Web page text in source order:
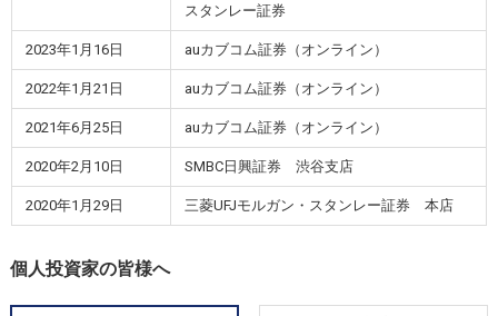
スタンレー証券
2023年1月16日 auカブコム証券（オンライン）
2022年1月21日 auカブコム証券（オンライン）
2021年6月25日 auカブコム証券（オンライン）
2020年2月10日 SMBC日興証券 渋谷支店
2020年1月29日 三菱UFJモルガン・スタンレー証券 本店
個人投資家の皆様へ